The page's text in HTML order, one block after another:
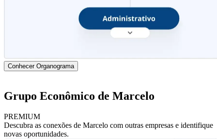
Conhecer Organograma
Grupo Econômico de Marcelo
PREMIUM
Descubra as conexões de Marcelo com outras empresas e identifique
novas oportunidades.